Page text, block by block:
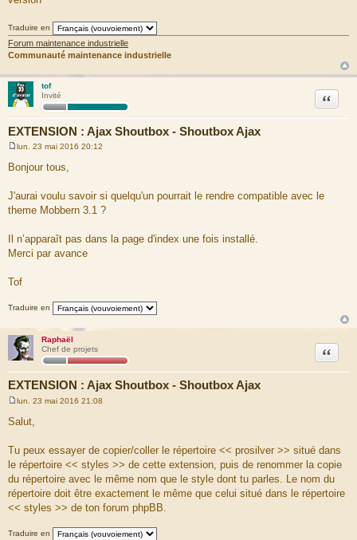
e
Traduire en
Forum maintenance industrielle
Communauté maintenance industrielle
tof
Invité
EXTENSION : Ajax Shoutbox - Shoutbox Ajax
Citation
e
s
a
g
e
lun. 23 mai 2016 20:12
Bonjour tous,
J'aurai voulu savoir si quelqu'un pourrait le rendre compatible avec le
theme Mobbern 3.1 ?
Il n’apparaît pas dans la page d'index une fois installé.
Merci par avance
Tof
Traduire en
Raphaël
Chef de projets
EXTENSION : Ajax Shoutbox - Shoutbox Ajax
Citation
e
s
g
e
lun. 23 mai 2016 21:08
Salut,
Tu peux essayer de copier/coller le répertoire << prosilver >> situé dans
le répertoire << styles >> de cette extension, puis de renommer la copie
du répertoire avec le même nom que le style dont tu parles. Le nom du
répertoire doit être exactement le même que celui situé dans le répertoire
<< styles >> de ton forum phpBB.
Traduire en